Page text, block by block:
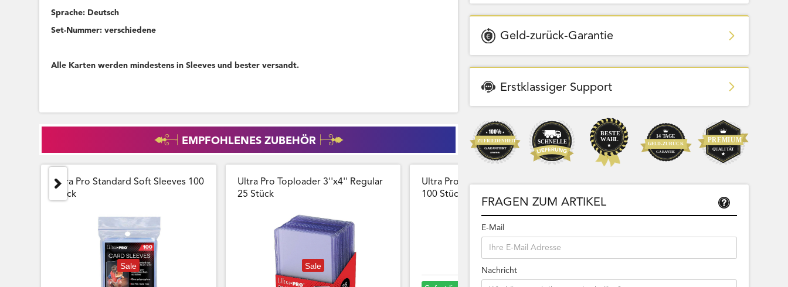
Sprache: Deutsch
Set-Nummer: verschiedene
Alle Karten werden mindestens in Sleeves und bester versandt.
EMPFOHLENES ZUBEHÖR
Ultra Pro Standard Soft Sleeves 100
Stück
Sale
Ultra Pro Toploader 3''x4'' Regular
25 Stück
Sale
Ultra Pro Card Sleeves Team Bags
100 Stück Wiederverschließbar
Geld-zurück-Garantie
Erstklassiger Support
FRAGEN ZUM ARTIKEL
E-Mail
Nachricht